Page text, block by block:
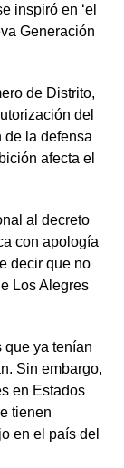
inspiró en ‘el
Generación
de Distrito,
del
de la defensa
afecta el
al decreto
con apología
decir que no
Los Alegres
que ya tenían
Sin embargo,
en Estados
tienen
en el país del